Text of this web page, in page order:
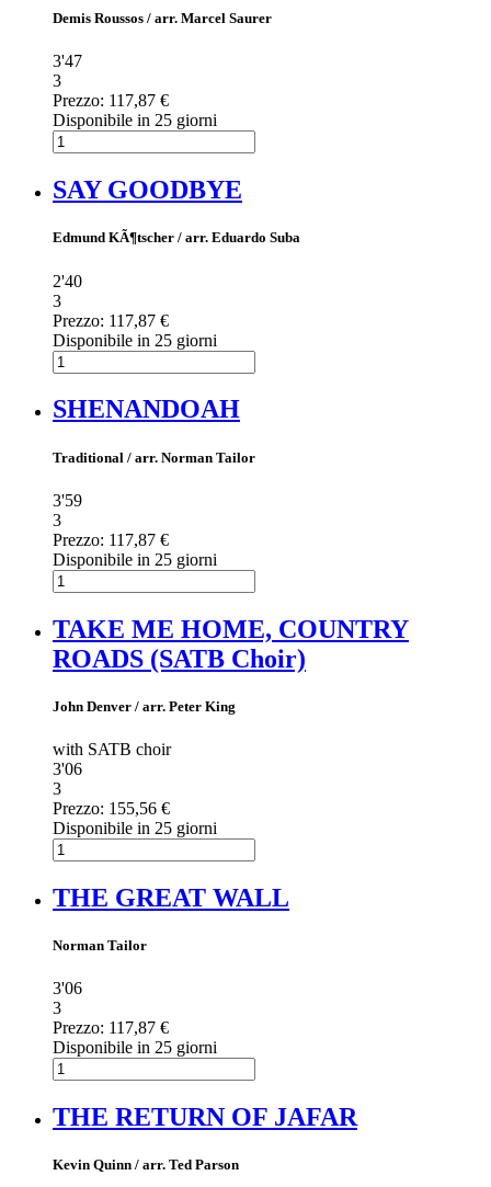
Demis Roussos / arr. Marcel Saurer
3'47
3
Prezzo: 117,87 €
Disponibile in 25 giorni
SAY GOODBYE
Edmund KÃ¶tscher / arr. Eduardo Suba
2'40
3
Prezzo: 117,87 €
Disponibile in 25 giorni
SHENANDOAH
Traditional / arr. Norman Tailor
3'59
3
Prezzo: 117,87 €
Disponibile in 25 giorni
TAKE ME HOME, COUNTRY
ROADS (SATB Choir)
John Denver / arr. Peter King
with SATB choir
3'06
3
Prezzo: 155,56 €
Disponibile in 25 giorni
THE GREAT WALL
Norman Tailor
3'06
3
Prezzo: 117,87 €
Disponibile in 25 giorni
THE RETURN OF JAFAR
Kevin Quinn / arr. Ted Parson